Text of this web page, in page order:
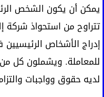
يمكن أن يكون الشخص
تتراوح من استحواذ شركة
إدراج الأشخاص الرئيسيين
للمعاملة. ويشملون كل
لديه حقوق وواجبات